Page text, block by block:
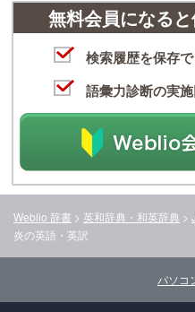
無料会員になる
検索履歴を保存で
語彙力診断の実施
Weblio 辞書 > 英和辞典・和英辞典 >
炎の英語・英訳
パソコ